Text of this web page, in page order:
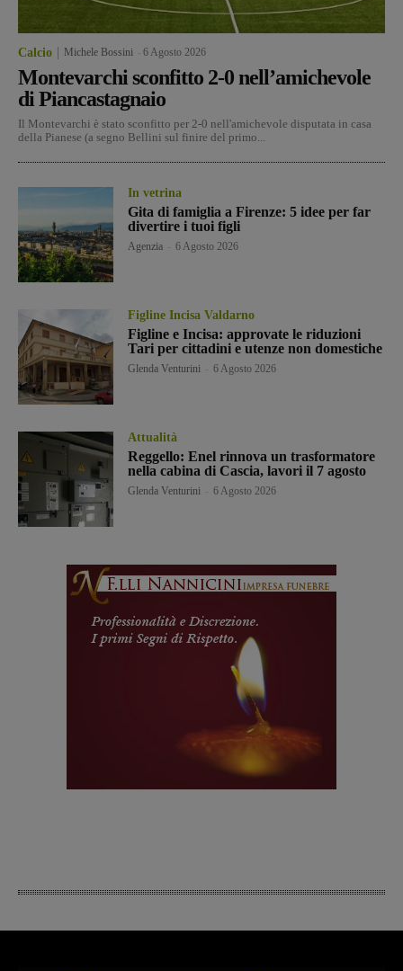
Calcio Michele Bossini 6 Agosto 2026
Montevarchi sconfitto 2-0 nell’amichevole
di Piancastagnaio
Il Montevarchi è stato sconfitto per 2-0 nell'amichevole disputata in casa
della Pianese (a segno Bellini sul finire del primo...
In vetrina
Gita di famiglia a Firenze: 5 idee per far
divertire i tuoi figli
Agenzia 6 Agosto 2026
Figline Incisa Valdarno
Figline e Incisa: approvate le riduzioni
Tari per cittadini e utenze non domestiche
Glenda Venturini 6 Agosto 2026
Attualità
Reggello: Enel rinnova un trasformatore
nella cabina di Cascia, lavori il 7 agosto
Glenda Venturini 6 Agosto 2026